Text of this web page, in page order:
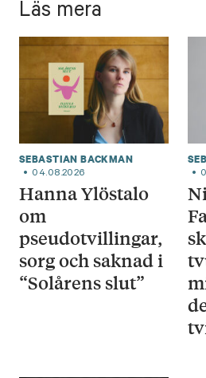
Läs mera
SEBASTIAN BACKMAN
04.08.2026
Hanna Ylöstalo
om
pseudotvillingar,
sorg och saknad i
“Solårens slut”